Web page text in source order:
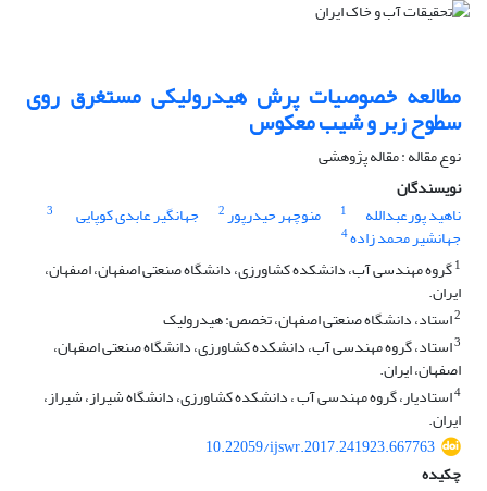
مطالعه خصوصیات پرش هیدرولیکی مستغرق روی
سطوح زبر و شیب معکوس
نوع مقاله : مقاله پژوهشی
نویسندگان
ناهید پورعبدالله
1 منوچهر حیدرپور2 جهانگیر عابدی کوپایی 3
جهانشیر محمد زاده4
1گروه مهندسی آب، دانشکده کشاورزی، دانشگاه صنعتی اصفهان، اصفهان،
ایران.
2استاد، دانشگاه صنعتی اصفهان، تخصص: هیدرولیک
3استاد، گروه مهندسی آب، دانشکده کشاورزی، دانشگاه صنعتی اصفهان،
اصفهان، ایران.
4استادیار، گروه مهندسی آب ، دانشکده کشاورزی، دانشگاه شیراز، شیراز،
ایران.
10.22059/ijswr.2017.241923.667763
چکیده